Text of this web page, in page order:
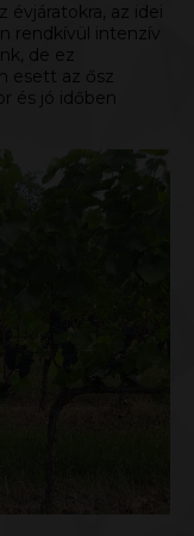
évjáratokra, az idei
rendkívül intenzív
de ez
esett az ősz
és jó időben